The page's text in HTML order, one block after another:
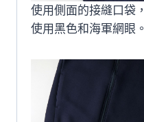
使用側面的接縫口袋，
使用黑色和海軍網眼。